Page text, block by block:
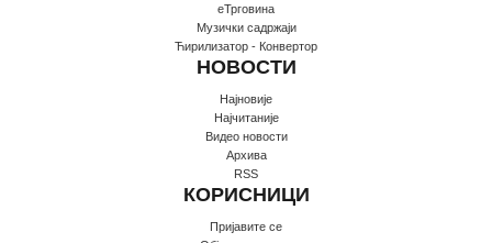
еТрговина
Музички садржаји
Ћирилизатор - Конвертор
НОВОСТИ
Најновије
Најчитаније
Видео новости
Архива
RSS
КОРИСНИЦИ
Пријавите се